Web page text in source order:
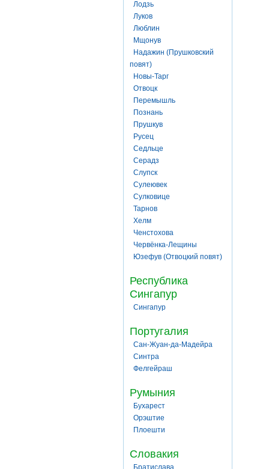
Лодзь
Луков
Люблин
Мщонув
Надажин (Прушковский
повят)
Новы-Тарг
Отвоцк
Перемышль
Познань
Прушкув
Русец
Седльце
Серадз
Слупск
Сулеювек
Сулковице
Тарнов
Хелм
Ченстохова
Червёнка-Лещины
Юзефув (Отвоцкий повят)
Республика
Сингапур
Сингапур
Португалия
Сан-Жуан-да-Мадейра
Синтра
Фелгейраш
Румыния
Бухарест
Орэштие
Плоешти
Словакия
Братислава